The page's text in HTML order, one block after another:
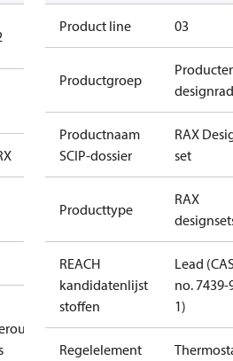
Product line 03
Productgroep
Productnaam
SCIP-dossier
RAX
set
Producttype
RAX
REACH
kandidatenlijst
stoffen
Lead
no. 7439-
1)
Regelelement